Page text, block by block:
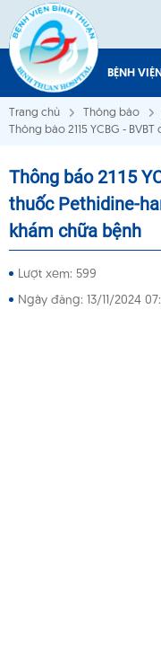
BỆNH
Bệnh
Trang chủ Thông báo
Thông báo 2115 YCBG -
Thông báo 2115
thuốc Pethidine-
khám chữa bệnh
Lượt xem: 599
Ngày đăng: 13/11/2024